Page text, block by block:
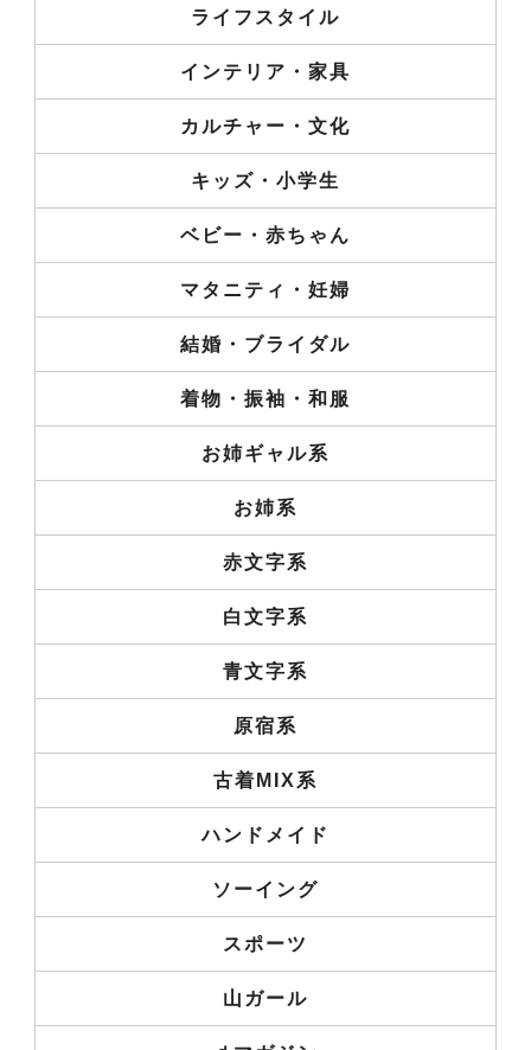
ライフスタイル
インテリア・家具
カルチャー・文化
キッズ・小学生
ベビー・赤ちゃん
マタニティ・妊婦
結婚・ブライダル
着物・振袖・和服
お姉ギャル系
お姉系
赤文字系
白文字系
青文字系
原宿系
古着MIX系
ハンドメイド
ソーイング
スポーツ
山ガール